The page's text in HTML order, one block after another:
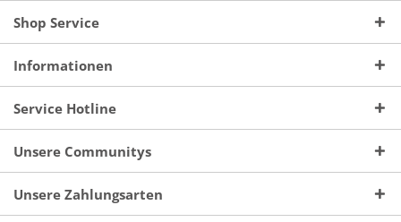
Shop Service
Informationen
Service Hotline
Unsere Communitys
Unsere Zahlungsarten